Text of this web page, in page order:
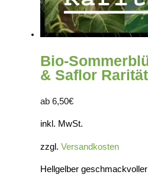
Bio-
& Saflor Rarität
ab 6,50€
inkl. MwSt.
zzgl. Versandkosten
Hellgelber